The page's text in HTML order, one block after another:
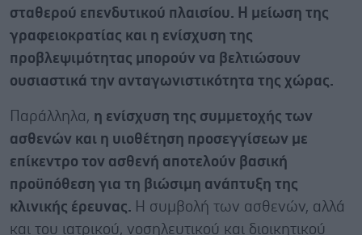
σταθερού επενδυτικού πλαισίου. Η μείωση της
γραφειοκρατίας και η ενίσχυση της
προβλεψιμότητας μπορούν να βελτιώσουν
ουσιαστικά την ανταγωνιστικότητα της χώρας.
Παράλληλα, η ενίσχυση της συμμετοχής των
ασθενών και η υιοθέτηση προσεγγίσεων με
επίκεντρο τον ασθενή αποτελούν βασική
προϋπόθεση για τη βιώσιμη ανάπτυξη της
κλινικής έρευνας. Η συμβολή των ασθενών, αλλά
και του ιατρικού, νοσηλευτικού και διοικητικού